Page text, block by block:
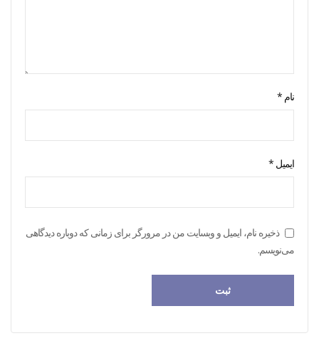
نام *
ایمیل *
ذخیره نام، ایمیل و وبسایت من در مرورگر برای زمانی که دوباره دیدگاهی
می‌نویسم.